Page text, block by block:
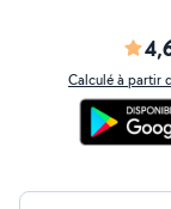
Calculé à partir